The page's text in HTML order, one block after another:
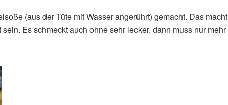
(aus der Tüte mit Wasser angerührt) gemacht. Das macht
Es schmeckt auch ohne sehr lecker, dann muss nur mehr